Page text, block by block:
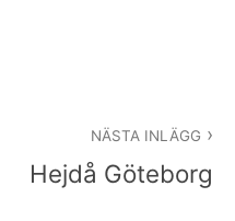
NÄSTA INLÄGG
Hejdå Göteborg